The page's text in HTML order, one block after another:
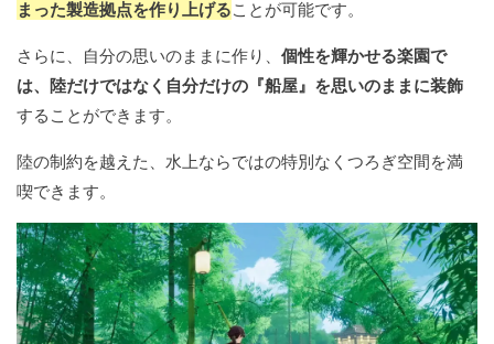
まった製造拠点を作り上げることが可能です。
さらに、自分の思いのままに作り、 個性を輝かせる楽園で
は、陸だけではなく自分だけの『船屋』を思いのままに装飾
することができます。
陸の制約を越えた、水上ならではの特別なくつろぎ空間を満
喫できます。